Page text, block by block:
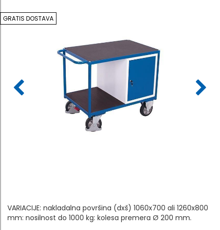
GRATIS DOSTAVA
VARIACIJE: nakladalna površina (dxš) 1060x700 ali 1260x800
mm: nosilnost do 1000 kg: kolesa premera Ø 200 mm.